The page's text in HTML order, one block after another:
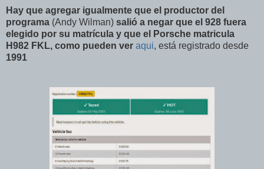
Hay que agregar igualmente que el productor del
programa (Andy Wilman) salió a negar que el 928 fuera
elegido por su matrícula y que el Porsche matricula
H982 FKL, como pueden ver aqui, está registrado desde
1991